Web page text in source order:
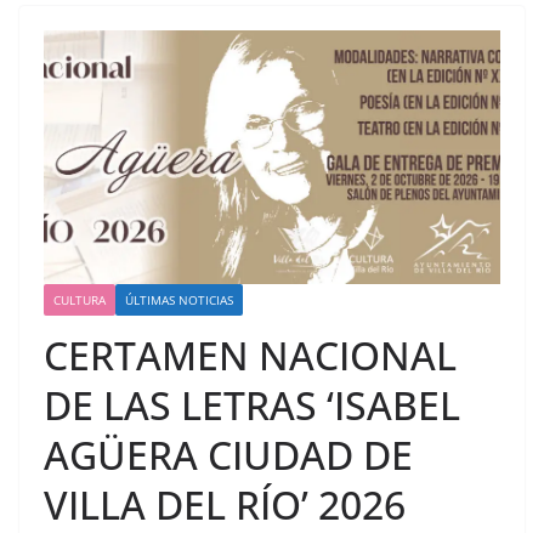
CULTURA ÚLTIMAS NOTICIAS
CERTAMEN NACIONAL
DE LAS LETRAS ‘ISABEL
AGÜERA CIUDAD DE
VILLA DEL RÍO’ 2026